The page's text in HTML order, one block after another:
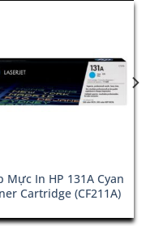
Mực In HP 131A Cyan
Cartridge (CF211A)